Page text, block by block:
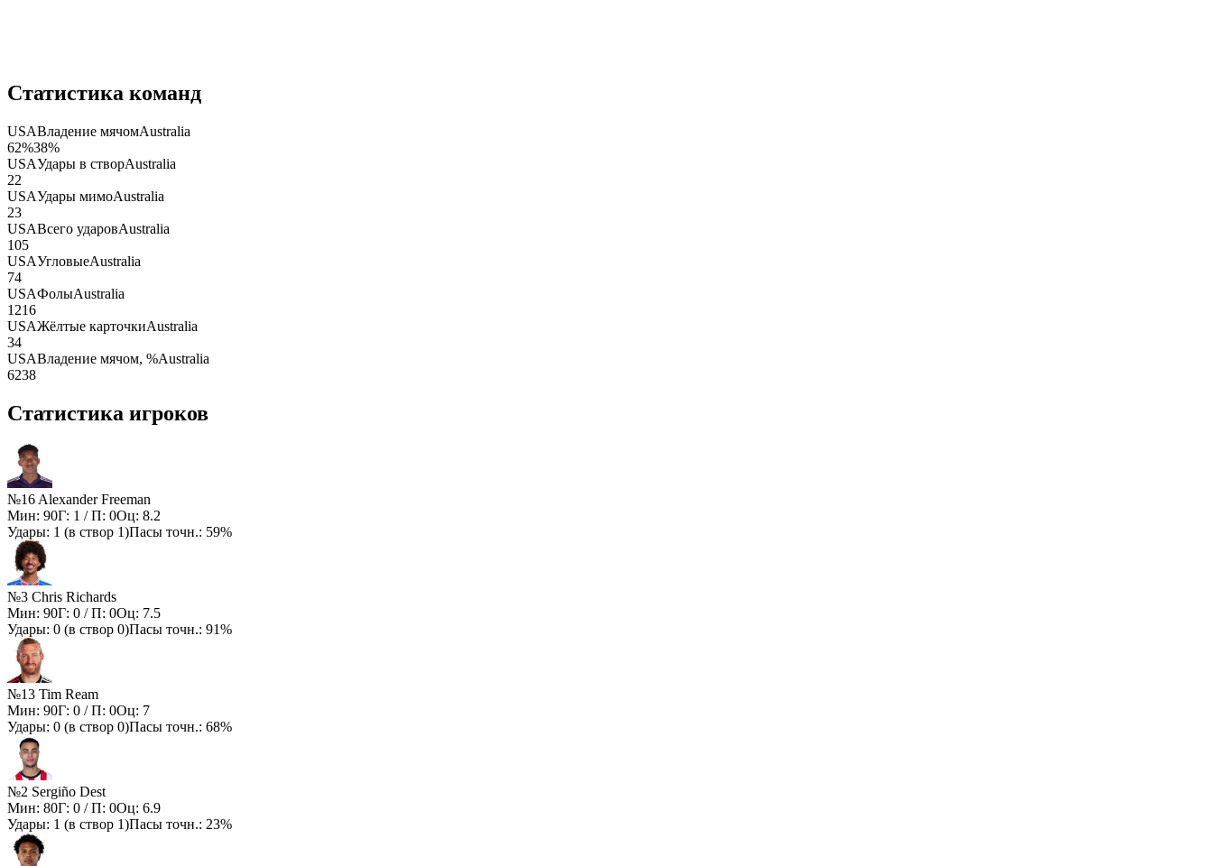
Статистика команд
USAВладение мячомAustralia
62%38%
USAУдары в створAustralia
22
USAУдары мимоAustralia
23
USAВсего ударовAustralia
105
USAУгловыеAustralia
74
USAФолыAustralia
1216
USAЖёлтые карточкиAustralia
34
USAВладение мячом, %Australia
6238
Статистика игроков
№16 Alexander Freeman
Мин: 90Г: 1 / П: 0Оц: 8.2
Удары: 1 (в створ 1)Пасы точн.: 59%
№3 Chris Richards
Мин: 90Г: 0 / П: 0Оц: 7.5
Удары: 0 (в створ 0)Пасы точн.: 91%
№13 Tim Ream
Мин: 90Г: 0 / П: 0Оц: 7
Удары: 0 (в створ 0)Пасы точн.: 68%
№2 Sergiño Dest
Мин: 80Г: 0 / П: 0Оц: 6.9
Удары: 1 (в створ 1)Пасы точн.: 23%